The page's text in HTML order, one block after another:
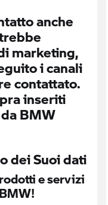
anche
marketing,
i canali
contattato.
inseriti
BMW
dei Suoi dati
e servizi